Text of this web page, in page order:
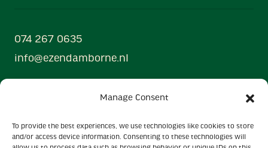
Manage Consent
To provide the best experiences, we use technologies like cookies to store
and/or access device information. Consenting to these technologies will
074 267 0635
info@ezendamborne.nl
Powered by
Ezendam group